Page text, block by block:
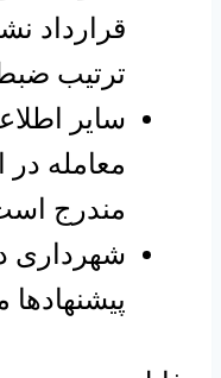
قرارداد
ترتیب
سایر
معامله
مندرج
شهرداری